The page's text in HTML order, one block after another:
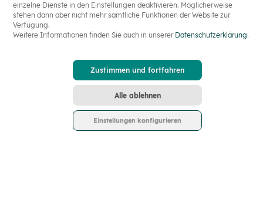
Zustimmen und fortfahren
Alle ablehnen
Einstellungen konfigurieren
einzelne Dienste in den Einstellungen deaktivieren. Möglicherweise
stehen dann aber nicht mehr sämtliche Funktionen der Website zur
Verfügung.
Weitere Informationen finden Sie auch in unserer Datenschutzerklärung.